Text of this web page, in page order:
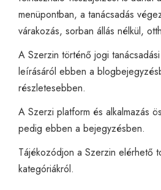
menüpontban, a tanácsadás
várakozás, sorban állás nélkül,
A Szerzin történő jogi
leírásáról ebben a
részletesebben.
A Szerzi platform és alkalmazás
pedig ebben a bejegyzésben.
Tájékozódjon a Szerzin elérhető
kategóriákról.